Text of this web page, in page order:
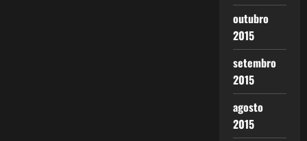
outubro
2015
setembro
2015
agosto
2015